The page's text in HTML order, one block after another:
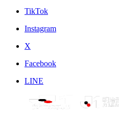
TikTok
Instagram
X
Facebook
LINE